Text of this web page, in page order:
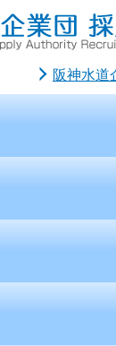
阪神水道